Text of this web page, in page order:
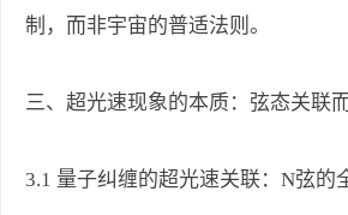
制，而非宇宙的普适法则。
三、超光速现象的本质：弦态关联
3.1 量子纠缠的超光速关联：N弦的